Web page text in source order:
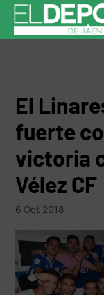
El
fuerte
victoria
Vélez CF
6 Oct 2018